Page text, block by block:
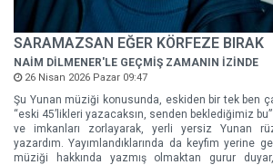
SARAMAZSAN EĞER KÖRFEZE BIRAK
NAİM DİLMENER'LE GEÇMİŞ ZAMANIN İZİNDE
26 Nisan 2026 Pazar 09:47
Şu Yunan müziği konusunda, eskiden bir tek ben
“eski 45’likleri yazacaksın, senden beklediğimiz
ve imkanları zorlayarak, yerli yersiz Yunan
yazardım. Yayımlandıklarında da keyfim yerine
müziği hakkında yazmış olmaktan gurur